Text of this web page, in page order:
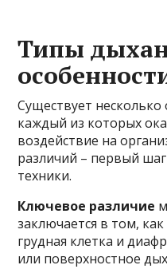
Типы
Существует
каждый из которых
воздействие на
различий – первый
техники.
Ключевое различие
заключается в том,
грудная клетка и
или поверхностное